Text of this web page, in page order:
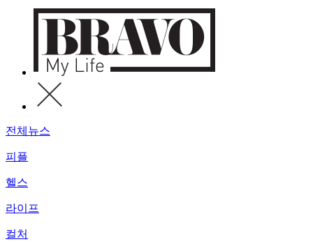
전체뉴스
피플
헬스
라이프
컬처